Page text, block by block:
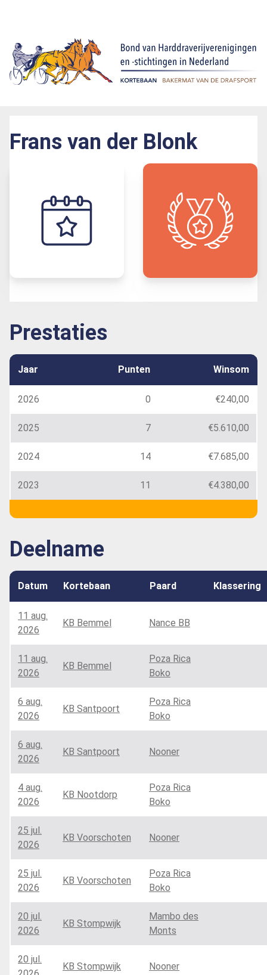
Frans van der Blonk
Prestaties
Jaar Punten Winsom
2026 0 €240,00
2025 7 €5.610,00
2024 14 €7.685,00
2023 11 €4.380,00
Deelname
Datum Kortebaan Paard Klassering
11 aug.
2026
KB Bemmel Nance BB
11 aug.
2026
KB Bemmel
Poza Rica
Boko
6 aug.
2026
KB Santpoort
Poza Rica
Boko
6 aug.
2026
KB Santpoort Nooner
4 aug.
2026
KB Nootdorp
Poza Rica
Boko
25 jul.
2026
KB Voorschoten Nooner
25 jul.
2026
KB Voorschoten
Poza Rica
Boko
20 jul.
2026
KB Stompwijk
Mambo des
Monts
20 jul.
KB Stompwijk Nooner